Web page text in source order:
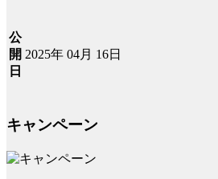
公
開
日
2025年 04月 16日
キャンペーン